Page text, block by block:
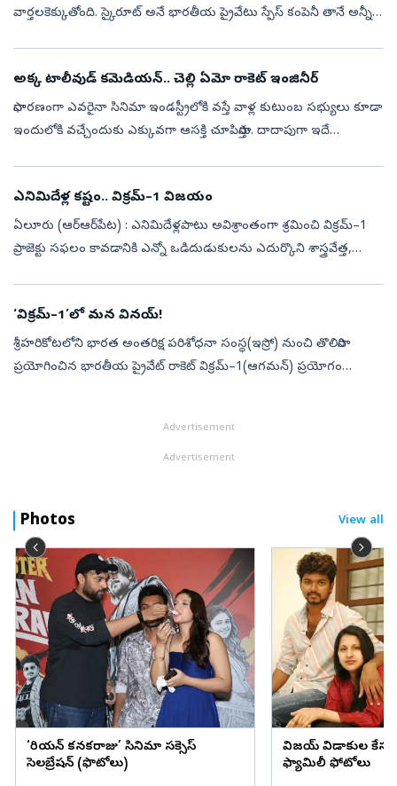
వార్తలకెక్కుతోంది. స్కైరూట్‌ అనే భారతీయ ప్రైవేటు స్పేస్‌ కంపెనీ తానే అన్నీ
అక్క టాలీవుడ్ కమెడియన్.. చెల్లి ఏమో రాకెట్ ఇంజినీర్
సాధారణంగా ఎవరైనా సినిమా ఇండస్ట్రీలోకి వస్తే వాళ్ల కుటుంబ సభ్యులు కూడా
ఇందులోకి వచ్చేందుకు ఎక్కువగా ఆసక్తి చూపిస్తారు. దాదాపుగా ఇదే
ఎనిమిదేళ్ల కష్టం.. విక్రమ్‌–1 విజయం
ఏలూరు (ఆర్‌ఆర్‌పేట) : ఎనిమిదేళ్లపాటు అవిశ్రాంతంగా శ్రమించి విక్రమ్‌–1
ప్రాజెక్టు సఫలం కావడానికి ఎన్నో ఒడిదుడుకులను ఎదుర్కొని శాస్త్రవేత్త,
‘విక్రమ్‌–1’లో మన వినయ్‌!
శ్రీహరికోటలోని భారత అంతరిక్ష పరిశోధనా సంస్థ(ఇస్రో) నుంచి తొలిసారి
ప్రయోగించిన భారతీయ ప్రైవేట్‌ రాకెట్‌ విక్రమ్‌–1(ఆగమన్‌) ప్రయోగం
Advertisement
Advertisement
Photos View all
‘కొరియన్‌ కనకరాజు’ సినిమా సక్సెస్‌
సెలబ్రేషన్‌ (ఫొటోలు)
విజయ్ విడాకుల కేసులో
ఫ్యామిలీ ఫోటోలు